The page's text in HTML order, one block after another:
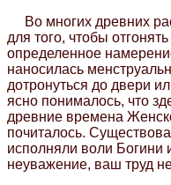
Во многих древних
для того, чтобы
определенное
наносилась
дотронуться до двери
ясно понималось, что
древние времена
почиталось.
исполняли воли Богини
неуважение, ваш труд